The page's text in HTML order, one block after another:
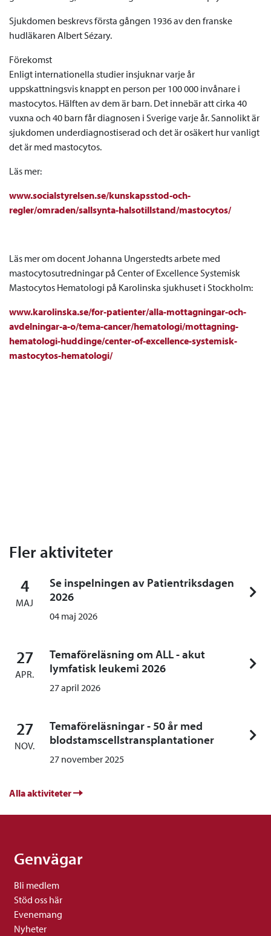
Sjukdomen beskrevs första gången 1936 av den franske
hudläkaren Albert Sézary.
Förekomst
Enligt internationella studier insjuknar varje år
uppskattningsvis knappt en person per 100 000 invånare i
mastocytos. Hälften av dem är barn. Det innebär att cirka 40
vuxna och 40 barn får diagnosen i Sverige varje år. Sannolikt är
sjukdomen underdiagnostiserad och det är osäkert hur vanligt
det är med mastocytos.
Läs mer:
www.socialstyrelsen.se/kunskapsstod-och-
regler/omraden/sallsynta-halsotillstand/mastocytos/
Läs mer om docent Johanna Ungerstedts arbete med
mastocytosutredningar på Center of Excellence Systemisk
Mastocytos Hematologi på Karolinska sjukhuset i Stockholm:
www.karolinska.se/for-patienter/alla-mottagningar-och-
avdelningar-a-o/tema-cancer/hematologi/mottagning-
hematologi-huddinge/center-of-excellence-systemisk-
mastocytos-hematologi/
Fler aktiviteter
4
MAJ
Se inspelningen av Patientriksdagen
2026
04 maj 2026
27
APR.
Temaföreläsning om ALL - akut
lymfatisk leukemi 2026
27 april 2026
27
NOV.
Temaföreläsningar - 50 år med
blodstamscellstransplantationer
27 november 2025
Alla aktiviteter
Genvägar
Bli medlem
Stöd oss här
Evenemang
Nyheter